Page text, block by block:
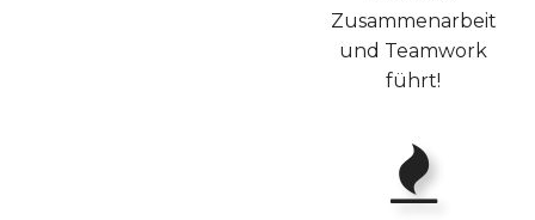
Zusammenarbeit
und Teamwork
führt!